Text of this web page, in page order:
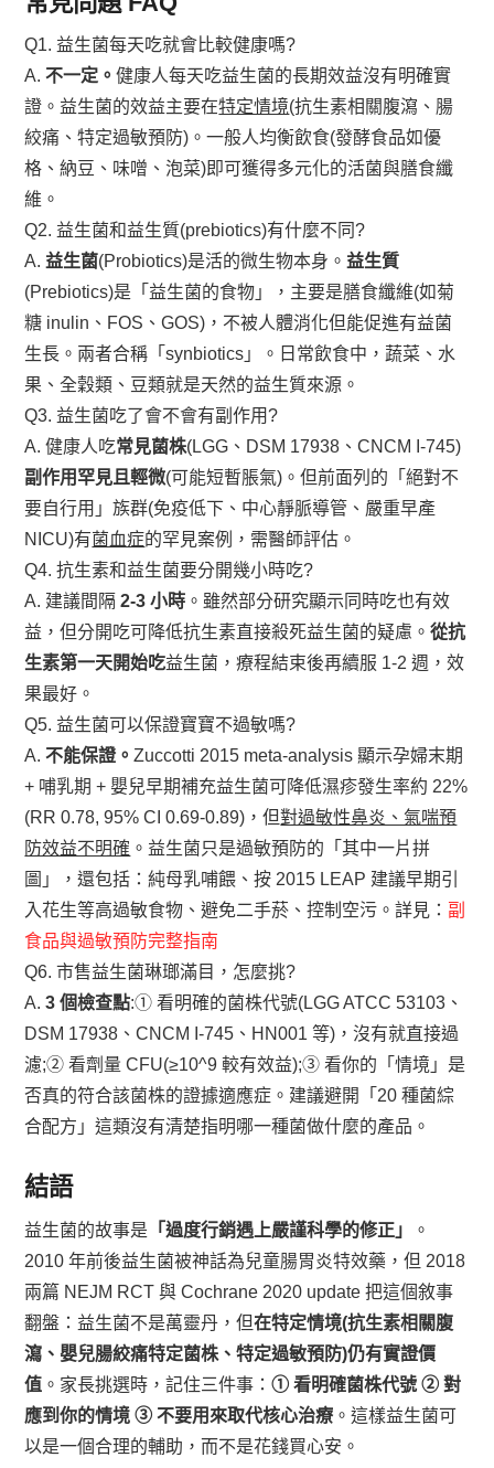
Q1. 益生菌每天吃就會比較健康嗎?
A.不一定。健康人每天吃益生菌的長期效益沒有明確實
證。益生菌的效益主要在特定情境(抗生素相關腹瀉、腸
絞痛、特定過敏預防)。一般人均衡飲食(發酵食品如優
格、納豆、味噌、泡菜)即可獲得多元化的活菌與膳食纖
維。
Q2. 益生菌和益生質(prebiotics)有什麼不同?
A. 益生菌(Probiotics)是活的微生物本身。 益生質
(Prebiotics)是「益生菌的食物」，主要是膳食纖維(如菊
糖 inulin、FOS、GOS)，不被人體消化但能促進有益菌
生長。兩者合稱「synbiotics」。日常飲食中，蔬菜、水
果、全穀類、豆類就是天然的益生質來源。
Q3. 益生菌吃了會不會有副作用?
A. 健康人吃常見菌株(LGG、DSM 17938、CNCM I-745)
副作用罕見且輕微(可能短暫脹氣)。但前面列的「絕對不
要自行用」族群(免疫低下、中心靜脈導管、嚴重早產
NICU)有菌血症的罕見案例，需醫師評估。
Q4. 抗生素和益生菌要分開幾小時吃?
A. 建議間隔2-3 小時 。雖然部分研究顯示同時吃也有效
益，但分開吃可降低抗生素直接殺死益生菌的疑慮。從抗
生素第一天開始吃益生菌，療程結束後再續服 1-2 週，效
果最好。
Q5. 益生菌可以保證寶寶不過敏嗎?
A.不能保證。Zuccotti 2015 meta-analysis 顯示孕婦末期
+ 哺乳期 + 嬰兒早期補充益生菌可降低濕疹發生率約 22%
(RR 0.78, 95% CI 0.69-0.89)，但對過敏性鼻炎、氣喘預
防效益不明確 。益生菌只是過敏預防的「其中一片拼
圖」，還包括：純母乳哺餵、按 2015 LEAP 建議早期引
入花生等高過敏食物、避免二手菸、控制空污。詳見： 副
食品與過敏預防完整指南
Q6. 市售益生菌琳瑯滿目，怎麼挑?
A.3 個檢查點:① 看明確的菌株代號(LGG ATCC 53103、
DSM 17938、CNCM I-745、HN001 等)，沒有就直接過
濾;② 看劑量 CFU(≥10^9 較有效益);③ 看你的「情境」是
否真的符合該菌株的證據適應症。建議避開「20 種菌綜
合配方」這類沒有清楚指明哪一種菌做什麼的產品。
結語
益生菌的故事是 「過度行銷遇上嚴謹科學的修正」
。
2010 年前後益生菌被神話為兒童腸胃炎特效藥，但 2018
兩篇 NEJM RCT 與 Cochrane 2020 update 把這個敘事
翻盤：益生菌不是萬靈丹，但在特定情境(抗生素相關腹
瀉、嬰兒腸絞痛特定菌株、特定過敏預防)仍有實證價
值 。家長挑選時，記住三件事：① 看明確菌株代號 ② 對
應到你的情境 ③ 不要用來取代核心治療 。這樣益生菌可
以是一個合理的輔助，而不是花錢買心安。